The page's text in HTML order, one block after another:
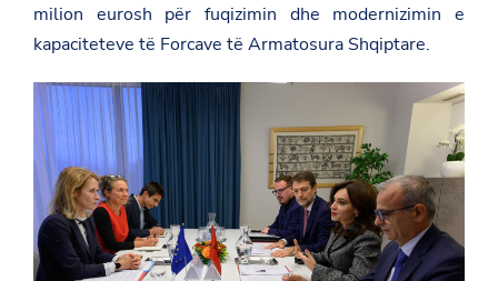
milion eurosh për fuqizimin dhe modernizimin e
kapaciteteve të Forcave të Armatosura Shqiptare.